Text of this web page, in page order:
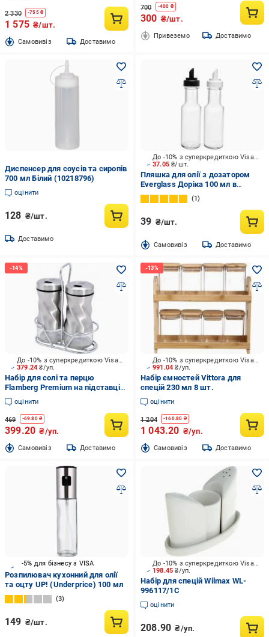
2 330 -755₴
1 575 ₴/шт.
Cамовивіз Доставимо
700 -400 ₴
300 ₴/шт.
Привеземо Доставимо
Диспенсер для соусів та сиропів
700 мл Білий (10218796)
оцінити
128 ₴/шт.
Доставимо
37.05₴/шт.
До -10% з суперкредиткою Visa Вигода
Пляшка для олії з дозатором
Everglass Доріка 100 мл в
асортименті
1
39 ₴/шт.
Cамовивіз Доставимо
379.24₴/уп.
До -10% з суперкредиткою Visa Вигода
Набір для солі та перцю
Flamberg Premium на підставці
Shadow 105 мл
оцінити
469 -69.80₴
399.20 ₴/уп.
Cамовивіз Доставимо
991.04₴/уп.
До -10% з суперкредиткою Visa Вигода
Набір ємностей Vittora для
спецій 230 мл 8 шт.
оцінити
1 204 -160.80 ₴
1 043.20 ₴/уп.
Cамовивіз Доставимо
-5% для бізнесу з VISA
Розпилювач кухонний для олії
та оцту UP! (Underprice) 100 мл
3
149 ₴/шт.
198.45₴/уп.
До -10% з суперкредиткою Visa Вигода
Набір для спецій Wilmax WL-
996117/1C
оцінити
208.90 ₴/уп.